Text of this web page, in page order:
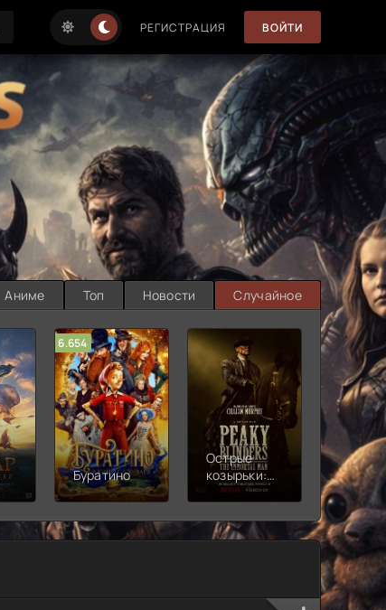
РЕГИСТРАЦИЯ ВОЙТИ
Аниме Топ Новости Случайное
6.654
Буратино
Острые
козырьки:
Бессмертный
7.187
2